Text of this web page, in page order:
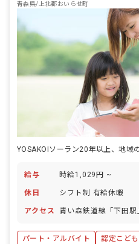
青森県/上北郡おいらせ町
給与 時給1,029円 ~
休日 シフト制 有給休暇
アクセス 青い森鉄道線「下田
パート・アルバイト 認定こども